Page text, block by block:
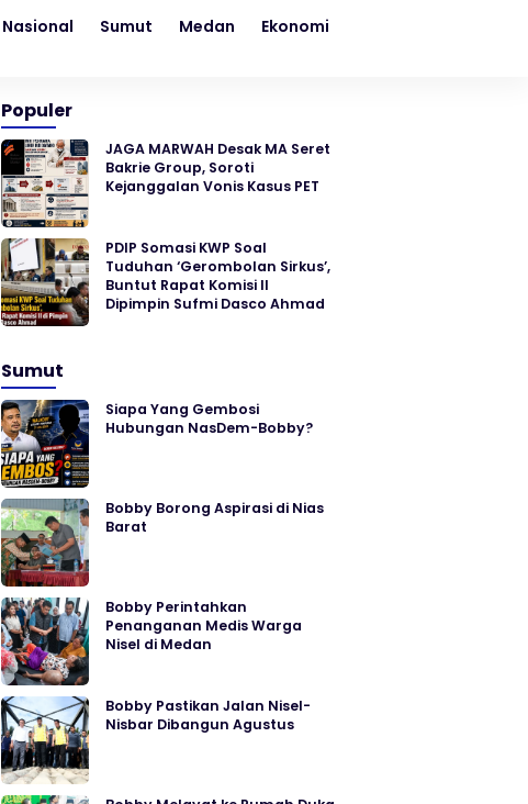
Nasional Sumut Medan Ekonomi
Populer
JAGA MARWAH Desak MA Seret
Bakrie Group, Soroti
Kejanggalan Vonis Kasus PET
PDIP Somasi KWP Soal
Tuduhan ‘Gerombolan Sirkus’,
Buntut Rapat Komisi II
Dipimpin Sufmi Dasco Ahmad
Sumut
Siapa Yang Gembosi
Hubungan NasDem-Bobby?
Bobby Borong Aspirasi di Nias
Barat
Bobby Perintahkan
Penanganan Medis Warga
Nisel di Medan
Bobby Pastikan Jalan Nisel-
Nisbar Dibangun Agustus